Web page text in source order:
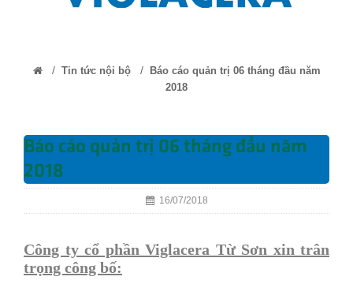
/ Tin tức nội bộ/
Báo cáo quản trị 06 tháng đầu năm
2018
Báo cáo quản trị 06 tháng đầu năm
2018
16/07/2018
Công ty cổ phần Viglacera Từ Sơn xin trân
trọng công bố: